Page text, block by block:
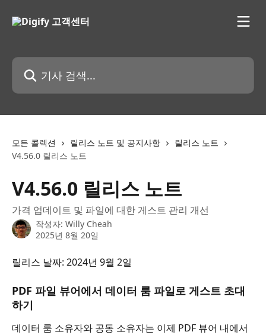
기사 검색...
모든 콜렉션 릴리스 노트 및 공지사항
릴리스 노트
V4.56.0 릴리스 노트
V4.56.0 릴리스 노트
가격 업데이트 및 파일에 대한 게스트 관리 개선
작성자: Willy Cheah
2025년 8월 20일
릴리스 날짜: 2024년 9월 2일
PDF 파일 뷰어에서 데이터 룸 파일로 게스트 초대
하기
데이터 룸 소유자와 공동 소유자는 이제 PDF 뷰어 내에서